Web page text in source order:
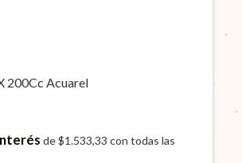
200Cc Acuarel
de$1.533,33 con todas las